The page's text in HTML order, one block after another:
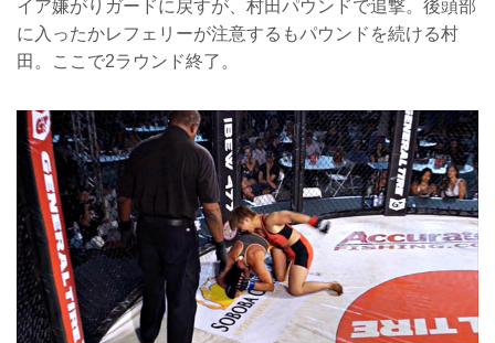
イア嫌がりガードに戻すが、村田パウンドで追撃。後頭部
に入ったかレフェリーが注意するもパウンドを続ける村
田。ここで2ラウンド終了。